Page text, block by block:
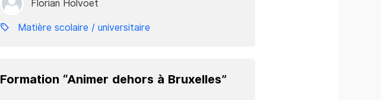
Florian Holvoet
Matière scolaire / universitaire
Formation “Animer dehors à Bruxelles”